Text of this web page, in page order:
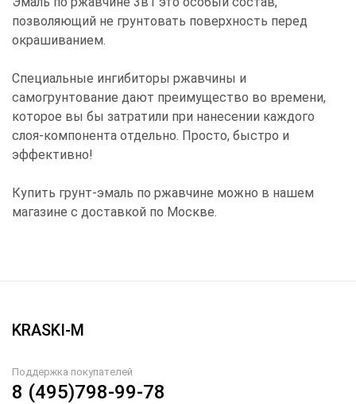
позволяющий не грунтовать поверхность перед
окрашиванием.
Специальные ингибиторы ржавчины и
самогрунтование дают преимущество во времени,
которое вы бы затратили при нанесении каждого
слоя-компонента отдельно. Просто, быстро и
эффективно!
Купить грунт-эмаль по ржавчине можно в нашем
магазине с доставкой по Москве.
KRASKI-M
Поддержка покупателей
8 (495)798-99-78